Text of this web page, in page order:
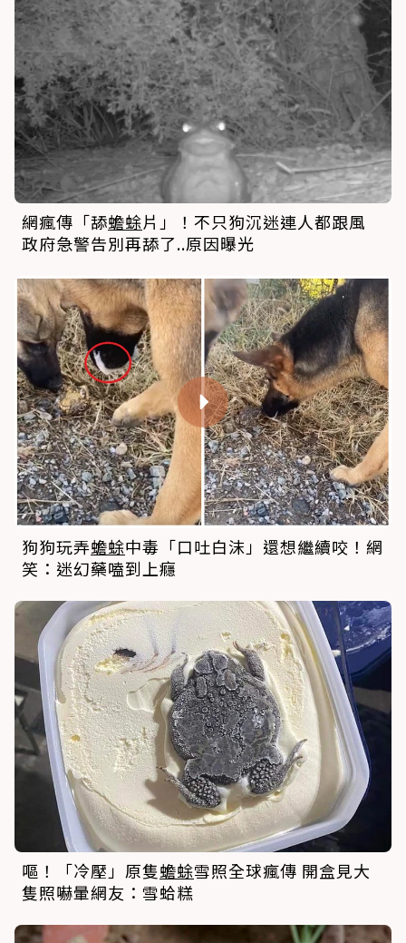
網瘋傳「舔蟾蜍片」！不只狗沉迷連人都跟風
政府急警告別再舔了..原因曝光
狗狗玩弄蟾蜍中毒「口吐白沫」還想繼續咬！網
笑：迷幻藥嗑到上癮
嘔！「冷壓」原隻蟾蜍雪照全球瘋傳 開盒見大
隻照嚇暈網友：雪蛤糕